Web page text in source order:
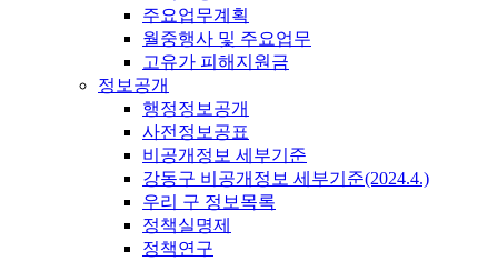
주요업무계획
월중행사 및 주요업무
고유가 피해지원금
정보공개
행정정보공개
사전정보공표
비공개정보 세부기준
강동구 비공개정보 세부기준(2024.4.)
우리 구 정보목록
정책실명제
정책연구